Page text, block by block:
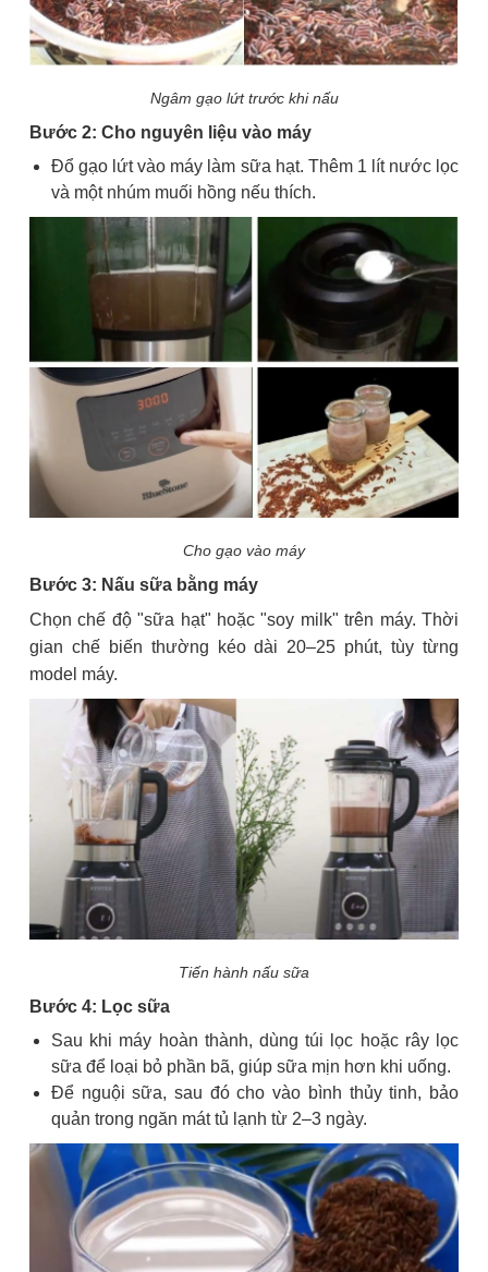
Ngâm gạo lứt trước khi nấu
Bước 2: Cho nguyên liệu vào máy
Đổ gạo lứt vào máy làm sữa hạt. Thêm 1 lít nước lọc
và một nhúm muối hồng nếu thích.
Cho gạo vào máy
Bước 3: Nấu sữa bằng máy
Chọn chế độ "sữa hạt" hoặc "soy milk" trên máy. Thời
gian chế biến thường kéo dài 20–25 phút, tùy từng
model máy.
Tiến hành nấu sữa
Bước 4: Lọc sữa
Sau khi máy hoàn thành, dùng túi lọc hoặc rây lọc
sữa để loại bỏ phần bã, giúp sữa mịn hơn khi uống.
Để nguội sữa, sau đó cho vào bình thủy tinh, bảo
quản trong ngăn mát tủ lạnh từ 2–3 ngày.